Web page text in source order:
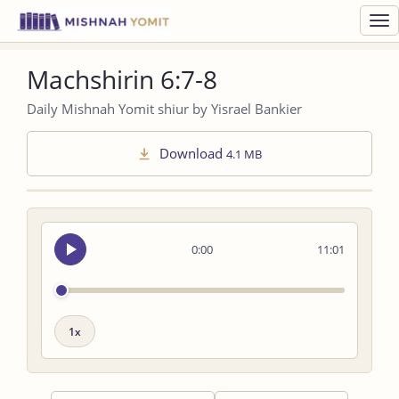
Machshirin 6:7-8
Daily Mishnah Yomit shiur by Yisrael Bankier
Download 4.1 MB
0:00
Seek
audio
11:01
Playback